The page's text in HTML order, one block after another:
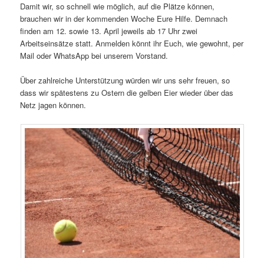
Damit wir, so schnell wie möglich, auf die Plätze können,
brauchen wir in der kommenden Woche Eure Hilfe. Demnach
finden am 12. sowie 13. April jeweils ab 17 Uhr zwei
Arbeitseinsätze statt. Anmelden könnt ihr Euch, wie gewohnt, per
Mail oder WhatsApp bei unserem Vorstand.
Über zahlreiche Unterstützung würden wir uns sehr freuen, so
dass wir spätestens zu Ostern die gelben Eier wieder über das
Netz jagen können.